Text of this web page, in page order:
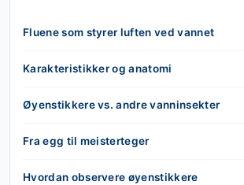
Fluene som styrer luften ved vannet
Karakteristikker og anatomi
Øyenstikkere vs. andre vanninsekter
Fra egg til meisterteger
Hvordan observere øyenstikkere